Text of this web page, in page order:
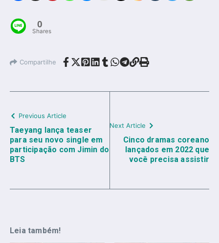
0
Shares
Compartilhe
Previous Article
Taeyang lança teaser
para seu novo single em
participação com Jimin do
BTS
Next Article
Cinco dramas coreano
lançados em 2022 que
você precisa assistir
Leia também!